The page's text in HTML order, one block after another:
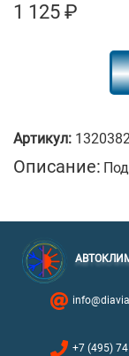
1 125 ₽
Артикул:
Описание:
+7 (495)